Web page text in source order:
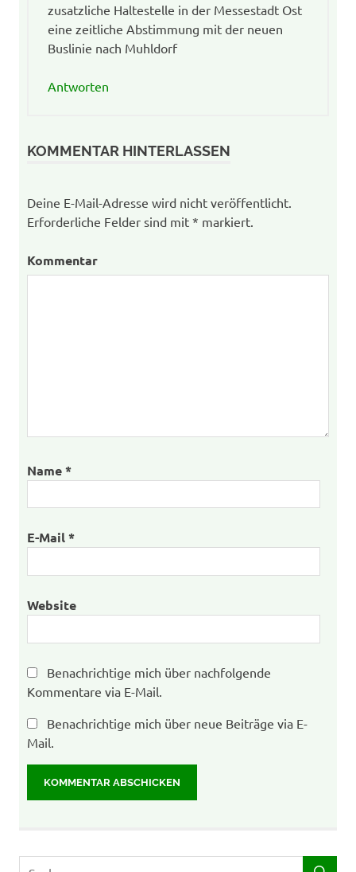
zusatzliche Haltestelle in der Messestadt Ost
eine zeitliche Abstimmung mit der neuen
Buslinie nach Muhldorf
Antworten
KOMMENTAR HINTERLASSEN
Deine E-Mail-Adresse wird nicht veröffentlicht.
Erforderliche Felder sind mit * markiert.
Kommentar
Name*
E-Mail*
Website
Benachrichtige mich über nachfolgende
Kommentare via E-Mail.
Benachrichtige mich über neue Beiträge via E-
Mail.